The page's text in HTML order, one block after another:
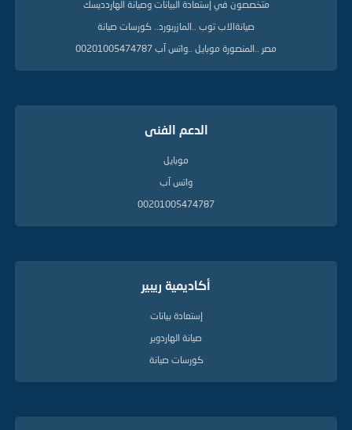
متخصصون في إستعادة البيانات وصيانة الهاردديسك
صيانةالاب توب ..المازربورد.. كورسات صيانة
مصر ..المنصورة موبايل ..واتس آب 00201005474787
الدعم الفنى
موبايل
واتس آب
00201005474787
أكاديمية ريبير
إستعادة بيانات
صيانة الهاردوير
كورسات صيانة